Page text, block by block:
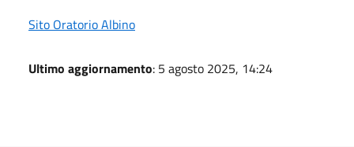
Sito Oratorio Albino
Ultimo aggiornamento: 5 agosto 2025, 14:24